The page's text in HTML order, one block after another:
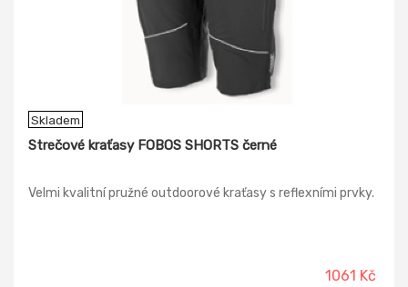
Skladem
Strečové kraťasy FOBOS SHORTS černé
Velmi kvalitní pružné outdoorové kraťasy s reflexními prvky.
1061 Kč